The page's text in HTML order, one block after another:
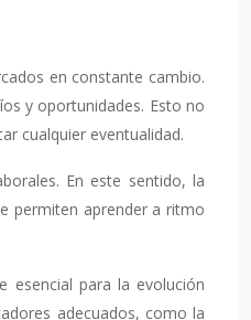
en constante cambio.
y oportunidades. Esto no
cualquier eventualidad.
En este sentido, la
permiten aprender a ritmo
esencial para la evolución
adecuados, como la